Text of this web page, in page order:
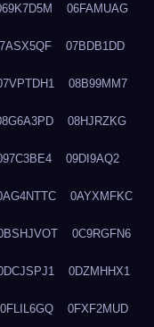
06FAMUAG
07BDB1DD
08B99MM7
08HJRZKG
09DI9AQ2
0AYXMFKC
0C9RGFN6
0DZMHHX1
0FLIL6GQ 0FXF2MUD